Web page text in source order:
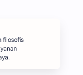
filosofis